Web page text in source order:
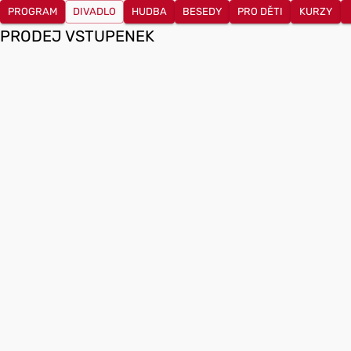
PROGRAM DIVADLO HUDBA BESEDY PRO DĚTI KURZY
PRODEJ VSTUPENEK